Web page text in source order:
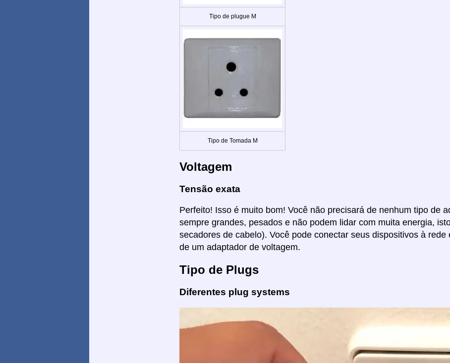
Tipo de plugue M
Tipo de Tomada M
Voltagem
Tensão exata
Perfeito! Isso é muito bom! Você não precisará de nenhum tipo de
sempre grandes, pesados e não podem lidar com muita energia,
secadores de cabelo). Você pode conectar seus dispositivos à
de um adaptador de voltagem.
Tipo de Plugs
Diferentes plug systems